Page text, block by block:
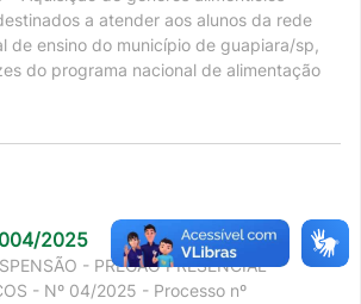
a atender aos alunos da rede
de ensino do município de guapiara/sp,
do programa nacional de alimentação
2025
- PREGÃO PRESENCIAL -
- Nº 04/2025 - Processo nº